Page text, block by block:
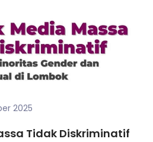
2025
Tidak Diskriminatif